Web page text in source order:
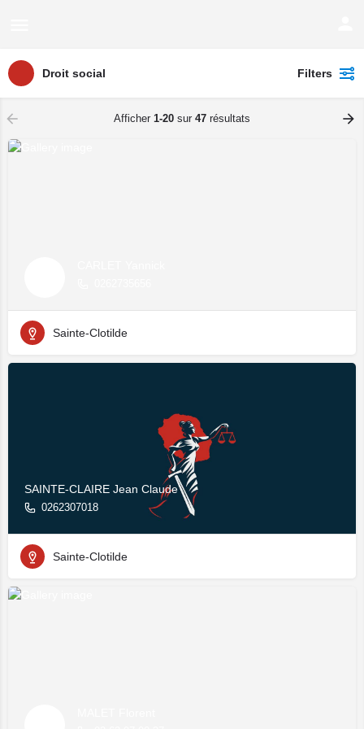
Droit social Filters
Afficher 1-20 sur 47 résultats
Sainte-Clotilde
SAINTE-CLAIRE Jean Claude
0262307018
Sainte-Clotilde